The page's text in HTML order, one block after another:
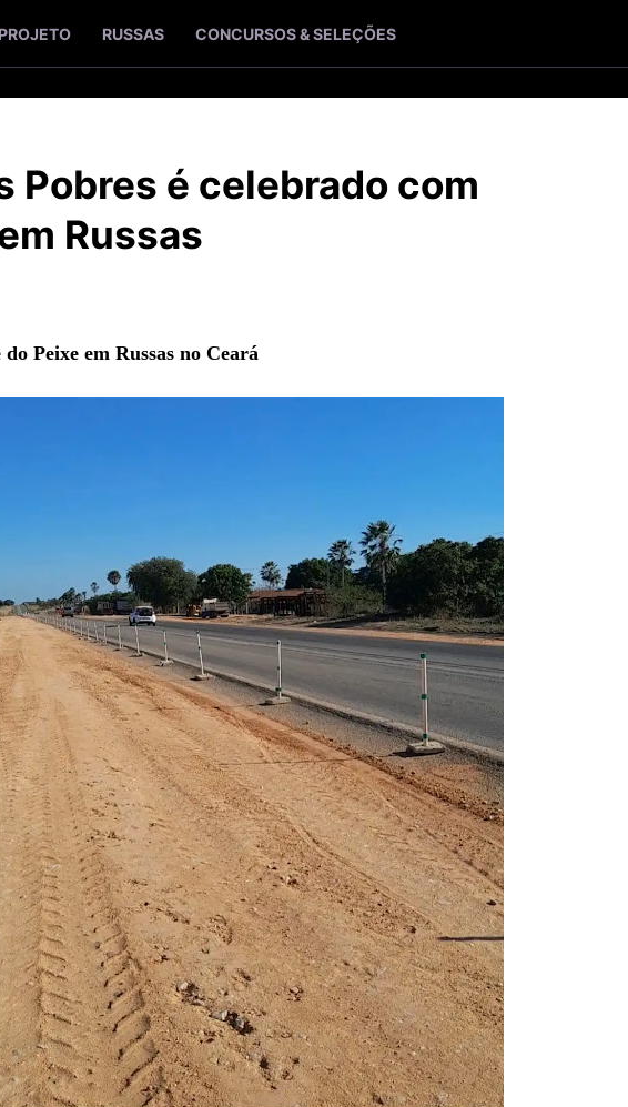
PROJETO RUSSAS CONCURSOS & SELEÇÕES
Pobres é celebrado com
Russas
Peixe em Russas no Ceará